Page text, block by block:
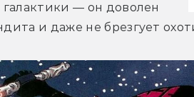
— он доволен
и даже не брезгует